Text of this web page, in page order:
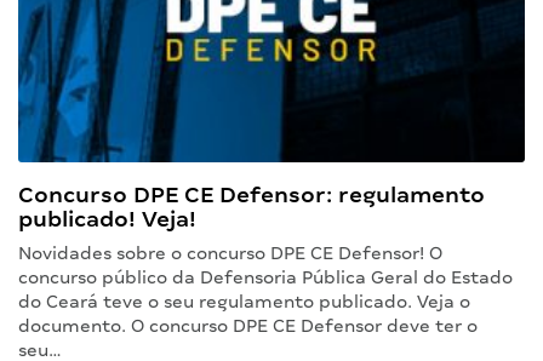
Concurso DPE CE Defensor: regulamento
publicado! Veja!
Novidades sobre o concurso DPE CE Defensor! O
concurso público da Defensoria Pública Geral do Estado
do Ceará teve o seu regulamento publicado. Veja o
documento. O concurso DPE CE Defensor deve ter o
seu…